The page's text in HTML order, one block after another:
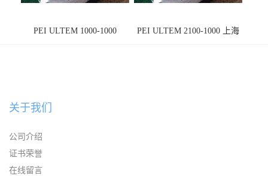
PEI ULTEM 1000-1000
PEI ULTEM 2100-1000 上海
关于我们
公司介绍
证书荣誉
在线留言